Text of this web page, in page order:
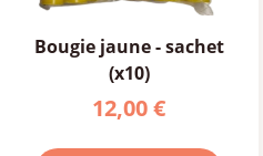
bougie jaune - sachet
(x10)
12,00 €